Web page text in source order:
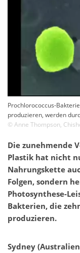
Prochlorococcus-
produzieren, werden
© Anne Thompson,
Die zunehmende
Plastik hat nicht
Nahrungskette
Folgen, sondern
Photosynthese-
Bakterien, die
produzieren.
Sydney